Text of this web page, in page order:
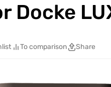
Docke
To comparison Share